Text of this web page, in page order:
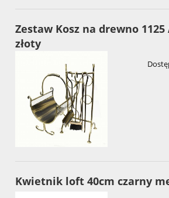
Zestaw Kosz na drewno 1125
złoty
Kwietnik loft 40cm czarny